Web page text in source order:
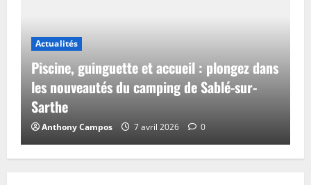
Actualités
Piscine, guinguette et accueil : plongez dans
les nouveautés du camping de Sablé-sur-
Sarthe
Anthony Campos 7 avril 2026 0